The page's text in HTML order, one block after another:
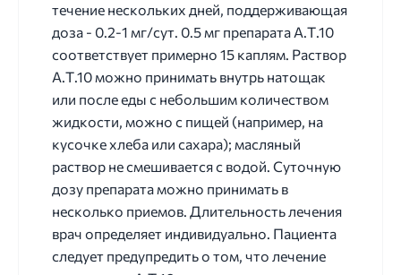
течение нескольких дней, поддерживающая
доза - 0.2-1 мг/сут. 0.5 мг препарата А.Т.10
соответствует примерно 15 каплям. Раствор
А.Т.10 можно принимать внутрь натощак
или после еды с небольшим количеством
жидкости, можно с пищей (например, на
кусочке хлеба или сахара); масляный
раствор не смешивается с водой. Суточную
дозу препарата можно принимать в
несколько приемов. Длительность лечения
врач определяет индивидуально. Пациента
следует предупредить о том, что лечение